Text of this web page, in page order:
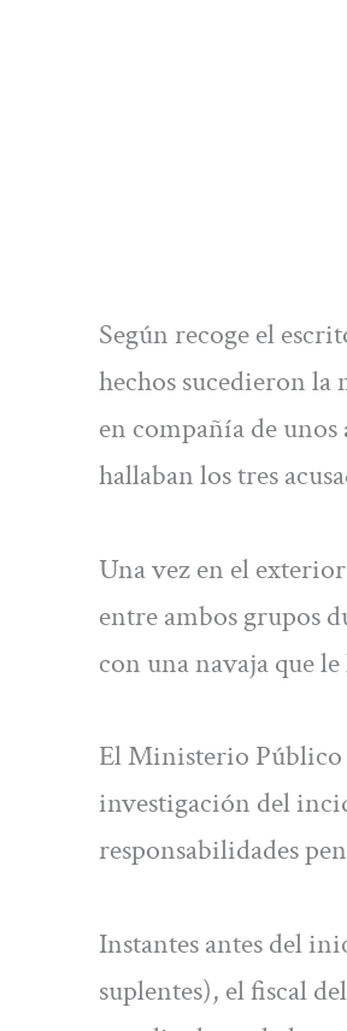
Según recoge el
hechos sucedieron la
en compañía de unos
hallaban los tres
Una vez en el
entre ambos grupos
con una navaja que
El Ministerio Público
investigación del
responsabilidades
Instantes antes del
suplentes), el fiscal